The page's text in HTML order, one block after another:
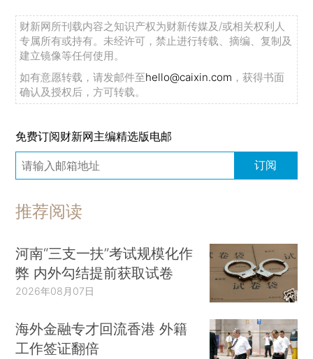
财新网所刊载内容之知识产权为财新传媒及/或相关权利人
专属所有或持有。未经许可，禁止进行转载、摘编、复制及
建立镜像等任何使用。
如有意愿转载，请发邮件至hello@caixin.com ，获得书面
确认及授权后，方可转载。
免费订阅财新网主编精选版电邮
订阅
推荐阅读
河南“三支一扶”考试规模化作
弊 内外勾结提前获取试卷
2026年08月07日
海外金融专才回流香港 外籍
工作签证翻倍